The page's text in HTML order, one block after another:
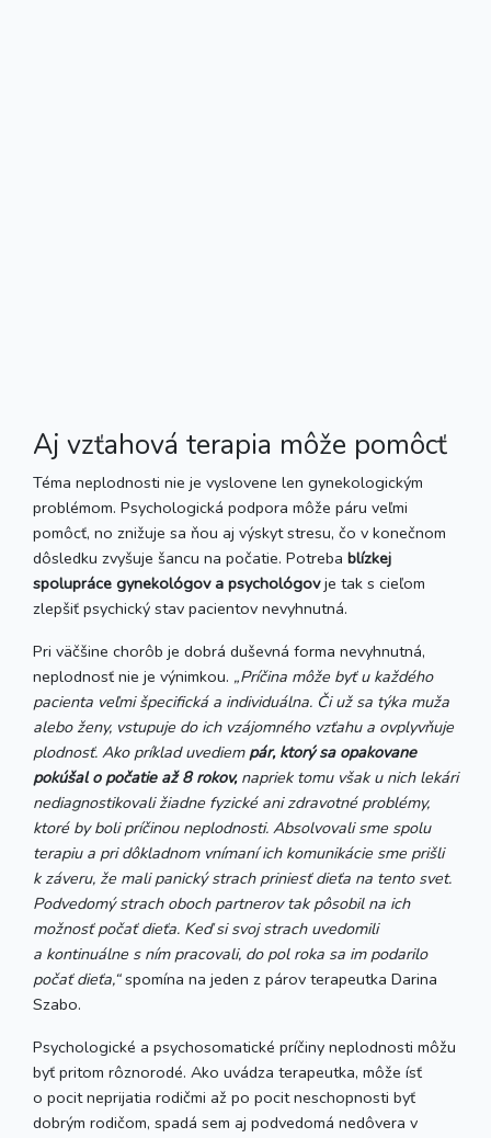
Aj vzťahová terapia môže pomôcť
Téma neplodnosti nie je vyslovene len gynekologickým
problémom. Psychologická podpora môže páru veľmi
pomôcť, no znižuje sa ňou aj výskyt stresu, čo v konečnom
dôsledku zvyšuje šancu na počatie. Potreba blízkej
spolupráce gynekológov a psychológovje tak s cieľom
zlepšiť psychický stav pacientov nevyhnutná.
Pri väčšine chorôb je dobrá duševná forma nevyhnutná,
neplodnosť nie je výnimkou. „Príčina môže byť u každého
pacienta veľmi špecifická a individuálna. Či už sa týka muža
alebo ženy, vstupuje do ich vzájomného vzťahu a ovplyvňuje
plodnosť. Ako príklad uvediem pár, ktorý sa opakovane
pokúšal o počatie až 8 rokov,napriek tomu však u nich lekári
nediagnostikovali žiadne fyzické ani zdravotné problémy,
ktoré by boli príčinou neplodnosti. Absolvovali sme spolu
terapiu a pri dôkladnom vnímaní ich komunikácie sme prišli
k záveru, že mali panický strach priniesť dieťa na tento svet.
Podvedomý strach oboch partnerov tak pôsobil na ich
možnosť počať dieťa. Keď si svoj strach uvedomili
a kontinuálne s ním pracovali, do pol roka sa im podarilo
počať dieťa,“spomína na jeden z párov terapeutka Darina
Szabo.
Psychologické a psychosomatické príčiny neplodnosti môžu
byť pritom rôznorodé. Ako uvádza terapeutka, môže ísť
o pocit neprijatia rodičmi až po pocit neschopnosti byť
dobrým rodičom, spadá sem aj podvedomá nedôvera v